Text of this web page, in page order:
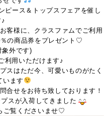
ピース＆トップスフェアを催し
♪
客様に、クラスファムでご利用
の商品券をプレゼント♡
外です)
利用いただけます♪
スはただ今、可愛いものがたく
います
合せをお待ち致しております！
スが入荷してきました
ご覧くださいませ♡